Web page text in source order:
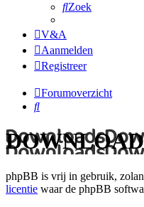
Zoek
V&A
Aanmelden
Registreer
Forumoverzicht
Zoek
phpBB is vrij in gebruik,
licentie waar de phpBB